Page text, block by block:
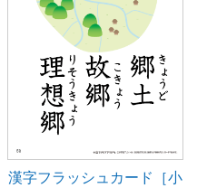
漢字フラッシュカード［小